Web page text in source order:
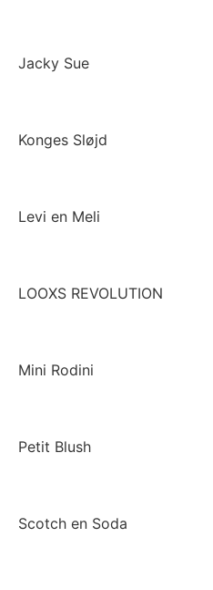
Jacky Sue
Konges Sløjd
Levi en Meli
LOOXS REVOLUTION
Mini Rodini
Petit Blush
Scotch en Soda